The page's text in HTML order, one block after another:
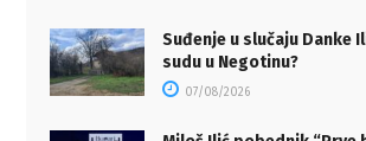
Suđenje u slučaju Danke
sudu u Negotinu?
07/08/2026